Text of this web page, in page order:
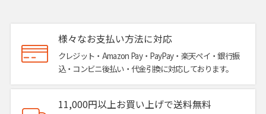
様々なお支払い方法に対応
クレジット・Amazon Pay・PayPay・楽天ペイ・銀行振
込・コンビニ後払い・代金引換に対応しております。
11,000円以上お買い上げで送料無料